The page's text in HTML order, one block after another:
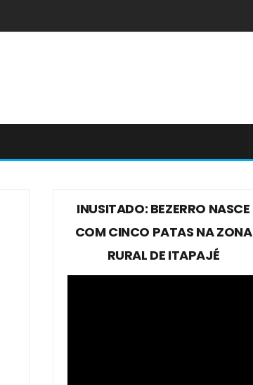
INUSITADO: BEZERRO NASCE
COM CINCO PATAS NA ZONA
RURAL DE ITAPAJÉ